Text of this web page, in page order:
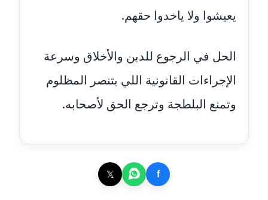
مدونة اشرف الكرم
عاملة
مدونة اشرف النجار
عاملة
مدونة السيده فوزي
عاملة
مدونة آمال صالح
مدونة أماني بالحاج
يعيشوا ولا ياخدوا حقهم.
الحل في الرجوع للدين والأخلاق وسرعة
الإجراءات القانونية اللي بتنصر المظلوم
وتمنع البلطجة وترجع الحق لأصحابه.
f
𝕏